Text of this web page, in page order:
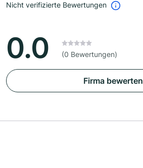
Nicht verifizierte Bewertungen
0.0 (0 Bewertungen)
Firma bewerten